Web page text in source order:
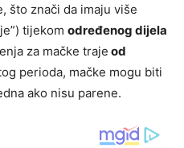
što znači da imaju više
tijekom određenog dijela
za mačke traje od
perioda, mačke mogu biti
ako nisu parene​​​.